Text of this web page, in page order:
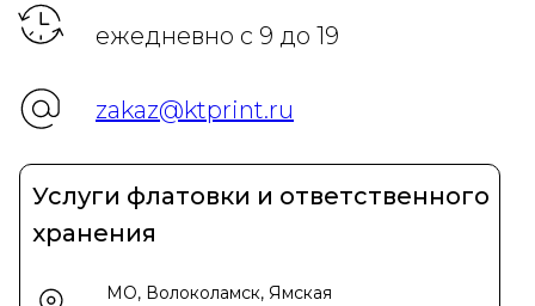
ежедневно с 9 до 19
zakaz@ktprint.ru
Услуги флатовки и ответственного
хранения
МО, Волоколамск, Ямская